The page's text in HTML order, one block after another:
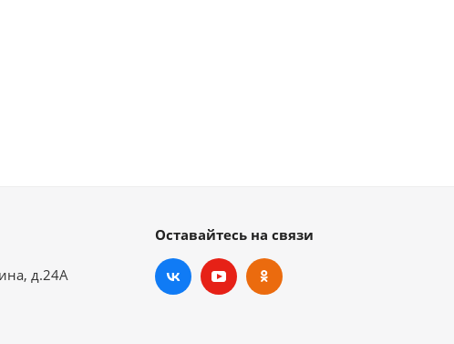
д.24А
Оставайтесь на связи